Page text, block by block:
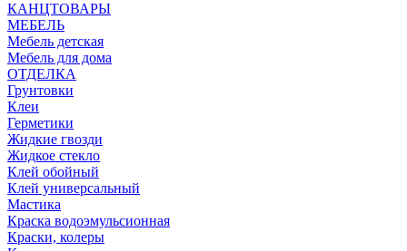
КАНЦТОВАРЫ
МЕБЕЛЬ
Мебель детская
Мебель для дома
ОТДЕЛКА
Грунтовки
Клеи
Герметики
Жидкие гвозди
Жидкое стекло
Клей обойный
Клей универсальный
Мастика
Краска водоэмульсионная
Краски, колеры